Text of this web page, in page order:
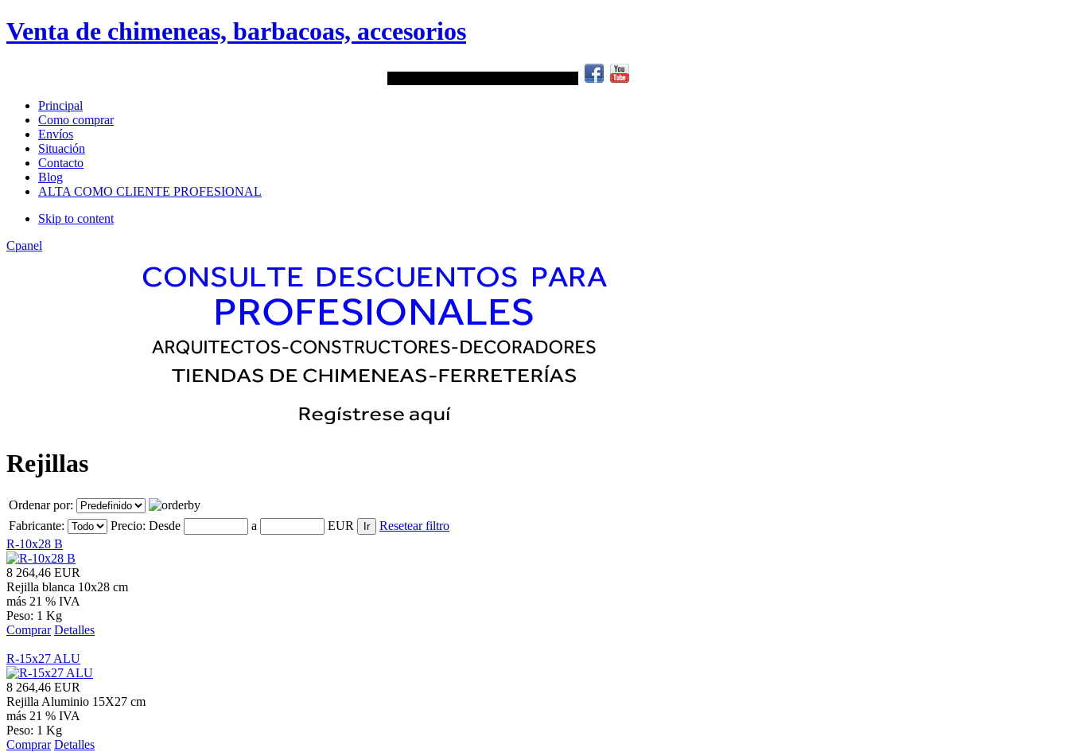
Venta de chimeneas, barbacoas, accesorios
Principal
Como comprar
Envíos
Situación
Contacto
Blog
ALTA COMO CLIENTE PROFESIONAL
Skip to content
Layout
Menu Style
Mega
Css
Dropline
Cpanel
Rejillas
Ordenar por:
Fabricante:
Precio: Desde a EUR
Resetear filtro
R-10x28 B
8 264,46 EUR
Rejilla blanca 10x28 cm
más 21 % IVA
Peso: 1 Kg
Comprar Detalles
R-15x27 ALU
8 264,46 EUR
Rejilla Aluminio 15X27 cm
más 21 % IVA
Peso: 1 Kg
Comprar Detalles